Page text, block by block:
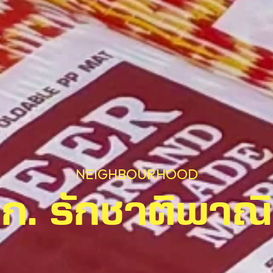
NEIGHBOURHOOD
. รักชาติพา